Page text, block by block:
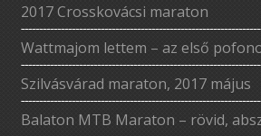
2017 Crosskovácsi maraton
Wattmajom lettem – az első
Szilvásvárad maraton, 2017 május
Balaton MTB Maraton – rövid,